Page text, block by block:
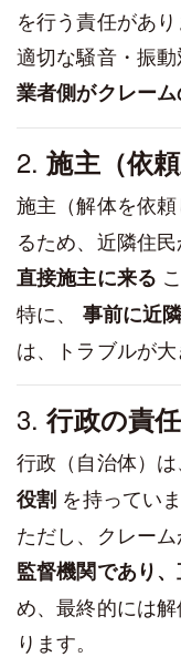
を行う責任があり
適切な騒音・振動
業者側がクレー
2.施主（依
施主（解体を依
るため、近隣住
直接施主に来る
特に、 事前に近
は、トラブルが大
3.行政の責任
行政（自治体）
役割 を持っていま
ただし、クレー
監督機関であり
め、最終的には
ります。